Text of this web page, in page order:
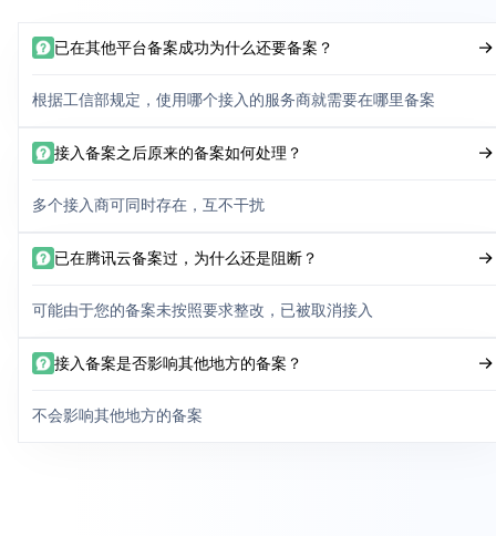
已在其他平台备案成功为什么还要备案？
根据工信部规定，使用哪个接入的服务商就需要在哪里备案
接入备案之后原来的备案如何处理？
多个接入商可同时存在，互不干扰
已在腾讯云备案过，为什么还是阻断？
可能由于您的备案未按照要求整改，已被取消接入
接入备案是否影响其他地方的备案？
不会影响其他地方的备案